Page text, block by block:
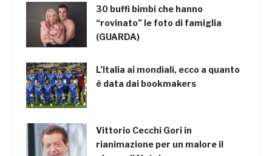
30 buffi bimbi che hanno
“rovinato” le foto di famiglia
(GUARDA)
L’Italia ai mondiali, ecco a quanto
è data dai bookmakers
Vittorio Cecchi Gori in
rianimazione per un malore il